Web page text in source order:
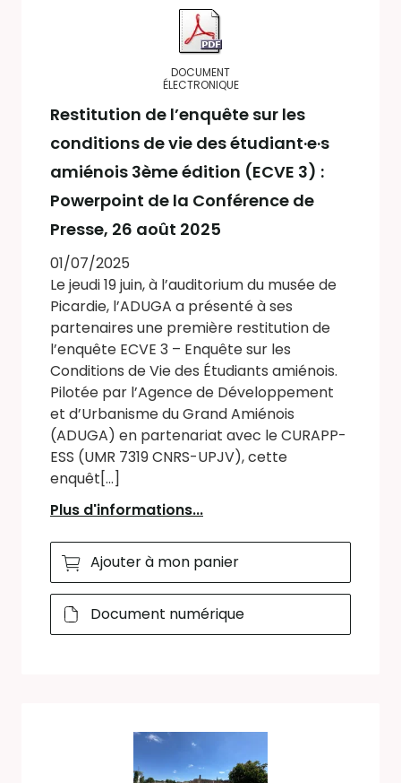
DOCUMENT
ÉLECTRONIQUE
Restitution de l’enquête sur les
conditions de vie des étudiant·e·s
amiénois 3ème édition (ECVE 3) :
Powerpoint de la Conférence de
Presse, 26 août 2025
01/07/2025
Le jeudi 19 juin, à l’auditorium du musée de
Picardie, l’ADUGA a présenté à ses
partenaires une première restitution de
l’enquête ECVE 3 – Enquête sur les
Conditions de Vie des Étudiants amiénois.
Pilotée par l’Agence de Développement
et d’Urbanisme du Grand Amiénois
(ADUGA) en partenariat avec le CURAPP-
ESS (UMR 7319 CNRS-UPJV), cette
enquêt[...]
Plus d'informations...
Ajouter à mon panier
Document numérique